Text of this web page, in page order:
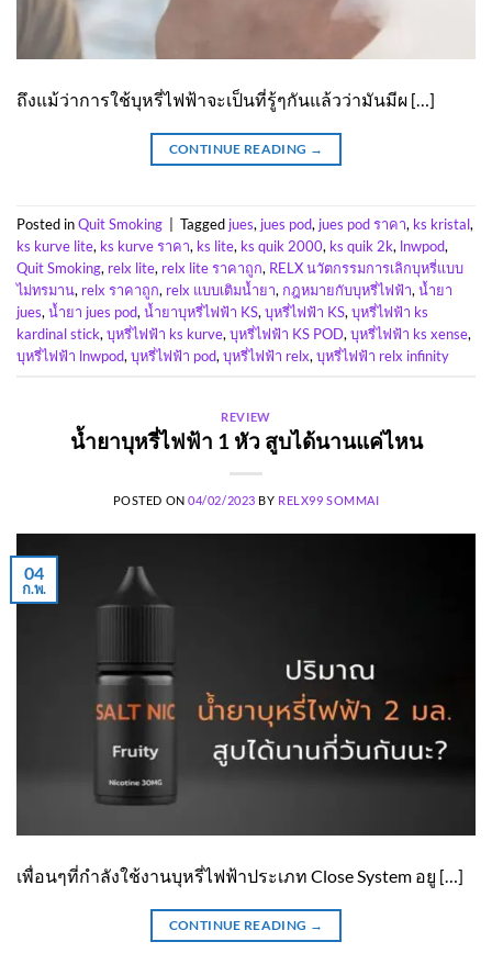
ถึงแม้ว่าการใช้บุหรี่ไฟฟ้าจะเป็นที่รู้ๆกันแล้วว่ามันมีผ […]
CONTINUE READING →
Posted inQuit Smoking Tagged jues, jues pod, jues pod ราคา, ks kristal,
ks kurve lite, ks kurve ราคา, ks lite, ks quik 2000, ks quik 2k, lnwpod,
Quit Smoking, relx lite, relx lite ราคาถูก, RELX นวัตกรรมการเลิกบุหรี่แบบ
ไม่ทรมาน, relx ราคาถูก, relx แบบเติมน้ำยา, กฎหมายกับบุหรี่ไฟฟ้า, น้ำยา
jues, น้ำยา jues pod, น้ำยาบุหรี่ไฟฟ้า KS, บุหรี่ไฟฟ้า KS, บุหรี่ไฟฟ้า ks
kardinal stick, บุหรี่ไฟฟ้า ks kurve, บุหรี่ไฟฟ้า KS POD, บุหรี่ไฟฟ้า ks xense,
บุหรี่ไฟฟ้า lnwpod, บุหรี่ไฟฟ้า pod, บุหรี่ไฟฟ้า relx, บุหรี่ไฟฟ้า relx infinity
REVIEW
น้ำยาบุหรี่ไฟฟ้า 1 หัว สูบได้นานแค่ไหน
POSTED ON04/02/2023 BY RELX99 SOMMAI
04
ก.พ.
เพื่อนๆที่กำลังใช้งานบุหรี่ไฟฟ้าประเภท Close System อยู […]
CONTINUE READING →